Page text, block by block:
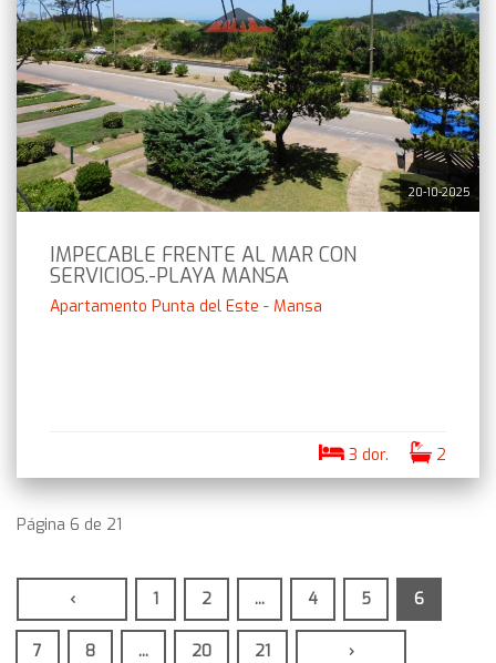
20-10-2025
IMPECABLE FRENTE AL MAR CON
SERVICIOS.-PLAYA MANSA
Apartamento Punta del Este - Mansa
3 dor. 2
Página 6 de 21
‹ 1 2 ... 4 5 6
7 8 ... 20 21 ›